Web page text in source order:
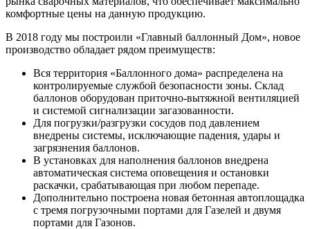
комфортные цены на данную продукцию.
В 2018 году мы построили «Главный баллонный Дом», новое
производство обладает рядом преимуществ:
Вся территория «Баллонного дома» распределена на
контролируемые службой безопасности зоны. Склад
баллонов оборудован приточно-вытяжной вентиляцией
и системой сигнализации загазованности.
Для погрузки/разгрузки сосудов под давлением
внедрены системы, исключающие падения, удары и
загрязнения баллонов.
В установках для наполнения баллонов внедрена
автоматическая система оповещения и остановки
раскачки, срабатывающая при любом перепаде.
Дополнительно построена новая бетонная автоплощадка
с тремя погрузочными портами для Газелей и двумя
портами для Газонов.